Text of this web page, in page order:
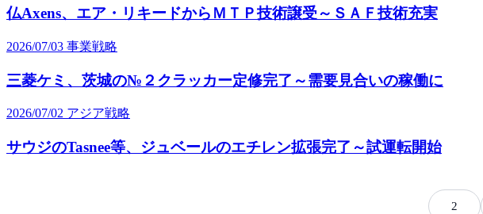
仏Axens、エア・リキードからＭＴＰ技術譲受～ＳＡＦ技術充実
2026/07/03 事業戦略
三菱ケミ、茨城の№２クラッカー定修完了～需要見合いの稼働に
2026/07/02 アジア戦略
サウジのTasnee等、ジュベールのエチレン拡張完了～試運転開始
2